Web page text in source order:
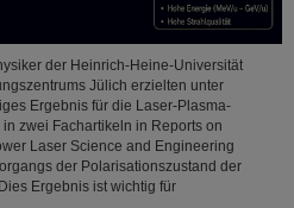
der Heinrich-Heine-Universität
Jülich erzielten unter
Ergebnis für die Laser-Plasma-
zwei Fachartikeln in Reports on
Laser Science and Engineering
der Polarisationszustand der
Ergebnis ist wichtig für